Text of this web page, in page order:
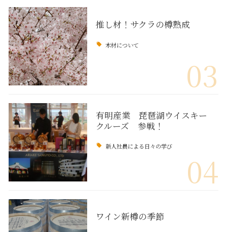
推し材！サクラの樽熟成
木材について
03
有明産業 琵琶湖ウイスキー
クルーズ 参戦！
新人社員による日々の学び
04
ワイン新樽の季節